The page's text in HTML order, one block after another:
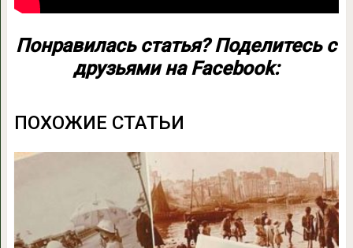
Понравилась статья? Поделитесь с
друзьями на Facebook:
ПОХОЖИЕ СТАТЬИ